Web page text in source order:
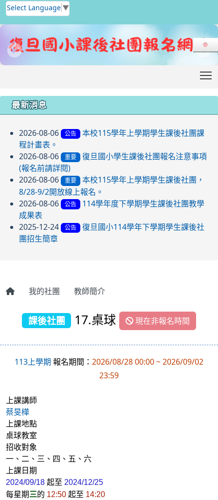
Select Language ▼
最新消息
2026-08-06 公告
本校115學年上學期學生課後社團課
程計畫表。
2026-08-06
重要
復旦國小學生課後社團報名注意事項
(報名前請詳閱)
2026-08-06
重要
本校115學年上學期學生課後社團，
8/28-9/2開放線上報名。
2026-08-06
公告
114學年度下學期學生課後社團教學
成果表
2025-12-24
公告
復旦國小114學年下學期學生課後社
團招生簡章
我的社團 教師簡介
課後社團 17.桌球 現在非報名時間
113上學期 報名期間： 2026/08/28 00:00 ~ 2026/09/02
23:59
上課講師
蔡旻樺
上課地點
桌球教室
招收對象
一、二、三、四、五、六
上課日期
2024/09/18 起至 2024/12/25
每星期三的 12:50 起至 14:20